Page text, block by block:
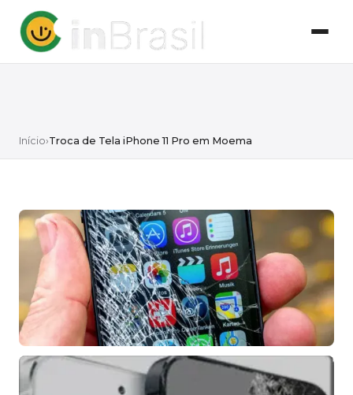
Início›Troca de Tela iPhone 11 Pro em Moema